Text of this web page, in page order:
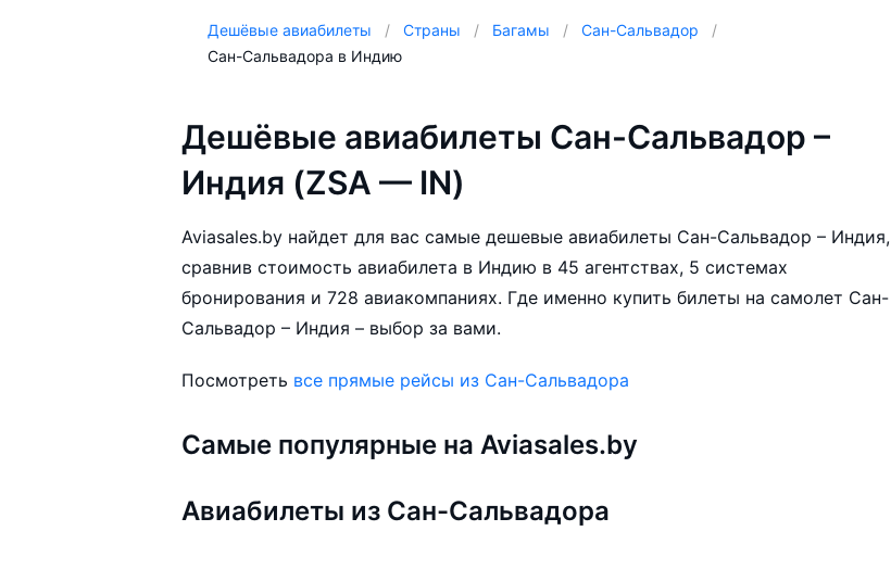
Дешёвые авиабилеты Страны Багамы
Сан-Сальвадор
Сан-Сальвадора в Индию
Дешёвые авиабилеты Сан-Сальвадор –
Индия (ZSA — IN)
Aviasales.by найдет для вас самые дешевые авиабилеты Сан-Сальвадор – Индия,
сравнив стоимость авиабилета в Индию в 45 агентствах, 5 системах
бронирования и 728 авиакомпаниях. Где именно купить билеты на самолет Сан-
Сальвадор – Индия – выбор за вами.
Посмотреть все прямые рейсы из Сан-Сальвадора
Самые популярные на Aviasales.by
Авиабилеты из Сан-Сальвадора